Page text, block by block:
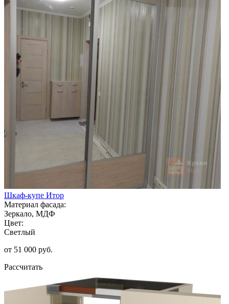
Шкаф-купе Итор
Материал фасада:
Зеркало, МДФ
Цвет:
Светлый
от 51 000 руб.
Рассчитать